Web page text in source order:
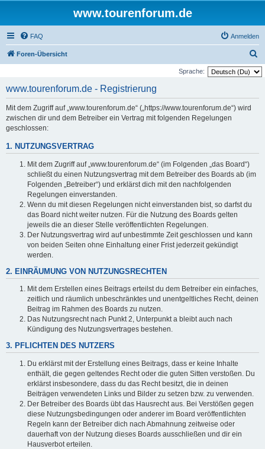
www.tourenforum.de
FAQ Anmelden
Foren-Übersicht
u
Sprache:
www.tourenforum.de - Registrierung
Mit dem Zugriff auf „www.tourenforum.de“ („https://www.tourenforum.de“) wird
zwischen dir und dem Betreiber ein Vertrag mit folgenden Regelungen
geschlossen:
1. NUTZUNGSVERTRAG
Mit dem Zugriff auf „www.tourenforum.de“ (im Folgenden „das Board“)
schließt du einen Nutzungsvertrag mit dem Betreiber des Boards ab (im
Folgenden „Betreiber“) und erklärst dich mit den nachfolgenden
Regelungen einverstanden.
Wenn du mit diesen Regelungen nicht einverstanden bist, so darfst du
das Board nicht weiter nutzen. Für die Nutzung des Boards gelten
jeweils die an dieser Stelle veröffentlichten Regelungen.
Der Nutzungsvertrag wird auf unbestimmte Zeit geschlossen und kann
von beiden Seiten ohne Einhaltung einer Frist jederzeit gekündigt
werden.
2. EINRÄUMUNG VON NUTZUNGSRECHTEN
Mit dem Erstellen eines Beitrags erteilst du dem Betreiber ein einfaches,
zeitlich und räumlich unbeschränktes und unentgeltliches Recht, deinen
Beitrag im Rahmen des Boards zu nutzen.
Das Nutzungsrecht nach Punkt 2, Unterpunkt a bleibt auch nach
Kündigung des Nutzungsvertrages bestehen.
3. PFLICHTEN DES NUTZERS
Du erklärst mit der Erstellung eines Beitrags, dass er keine Inhalte
enthält, die gegen geltendes Recht oder die guten Sitten verstoßen. Du
erklärst insbesondere, dass du das Recht besitzt, die in deinen
Beiträgen verwendeten Links und Bilder zu setzen bzw. zu verwenden.
Der Betreiber des Boards übt das Hausrecht aus. Bei Verstößen gegen
diese Nutzungsbedingungen oder anderer im Board veröffentlichten
Regeln kann der Betreiber dich nach Abmahnung zeitweise oder
dauerhaft von der Nutzung dieses Boards ausschließen und dir ein
Hausverbot erteilen.